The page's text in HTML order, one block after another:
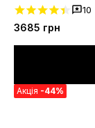
10
3685 грн
Акція -44%